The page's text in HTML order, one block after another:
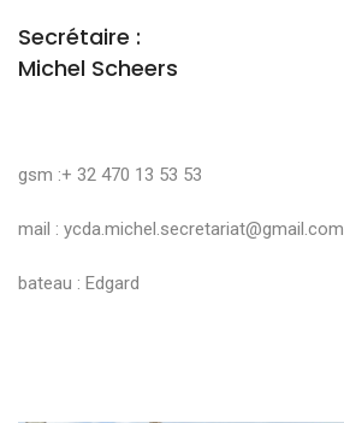
Secrétaire :
Michel Scheers
gsm :+ 32 470 13 53 53
mail : ycda.michel.secretariat@gmail.com
bateau : Edgard